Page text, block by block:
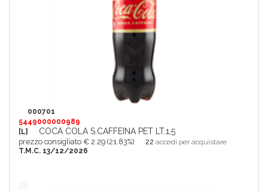
000701
5449000000989
[L]
COCA COLA S.CAFFEINA PET LT.1,5
prezzo consigliato € 2.29 (21.83%) 22 accedi per acquistare
T.M.C. 13/12/2026